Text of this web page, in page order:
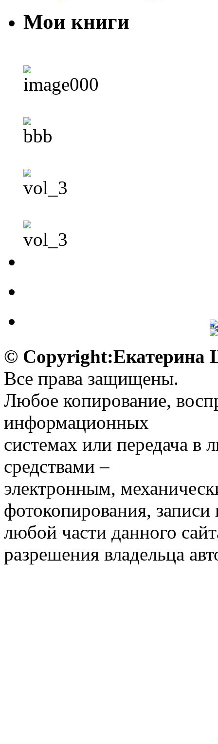
Мои книги
© Copyright:Екатерина
Все права защищены.
Любое копирование,
информационных
системах или передача
средствами –
электронным,
фотокопирования,
любой части данного
разрешения владельца